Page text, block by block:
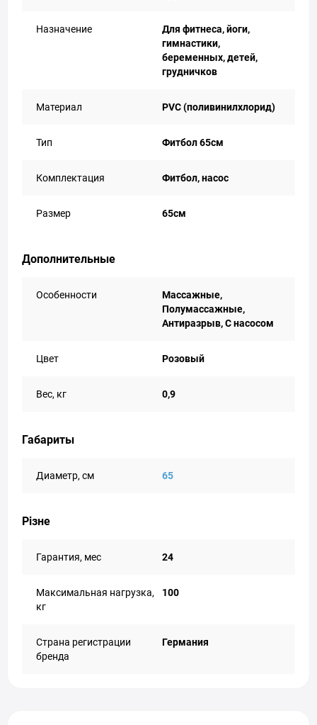
Назначение
Для фитнеса, йоги,
гимнастики,
беременных, детей,
грудничков
Материал PVC (поливинилхлорид)
Тип Фитбол 65см
Комплектация Фитбол, насос
Размер 65см
Дополнительные
Особенности
Массажные,
Полумассажные,
Антиразрыв, С насосом
Цвет Розовый
Вес, кг 0,9
Габариты
Диаметр, см 65
Різне
Гарантия, мес 24
Максимальная нагрузка,
кг
100
Страна регистрации
бренда
Германия